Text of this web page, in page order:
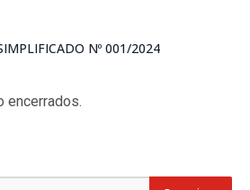
Nº 001/2024
encerrados.